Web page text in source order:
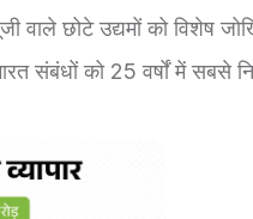
वाले छोटे उद्यमों को विशेष
संबंधों को 25 वर्षों में सबसे